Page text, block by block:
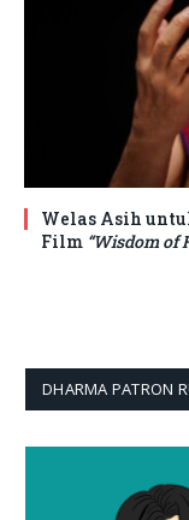
Welas Asih
Film “Wisdom of
DHARMA PATRON